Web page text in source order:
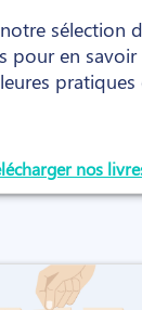
sélection
pour en savoir
pratiques
nos